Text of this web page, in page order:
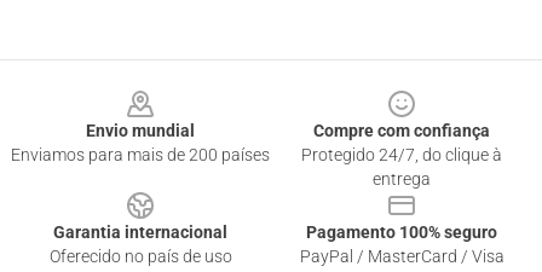
Envio mundial
Enviamos para mais de 200 países
Compre com confiança
Protegido 24/7, do clique à
entrega
Garantia internacional
Oferecido no país de uso
Pagamento 100% seguro
PayPal / MasterCard / Visa